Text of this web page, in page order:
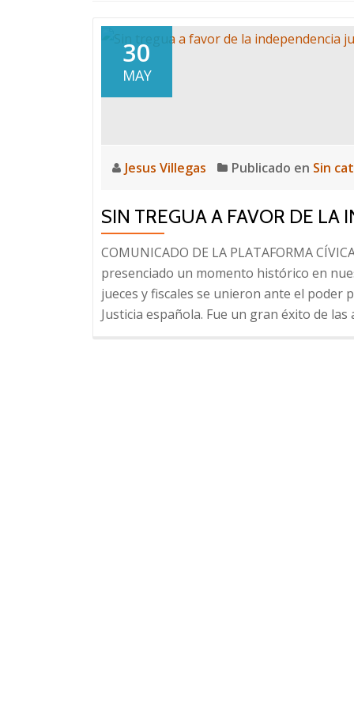
30
MAY
Jesus Villegas Publicado en Sin
SIN TREGUA A FAVOR DE LA
COMUNICADO DE LA PLATAFORMA
presenciado un momento histórico en
jueces y fiscales se unieron ante el poder
Justicia española. Fue un gran éxito de